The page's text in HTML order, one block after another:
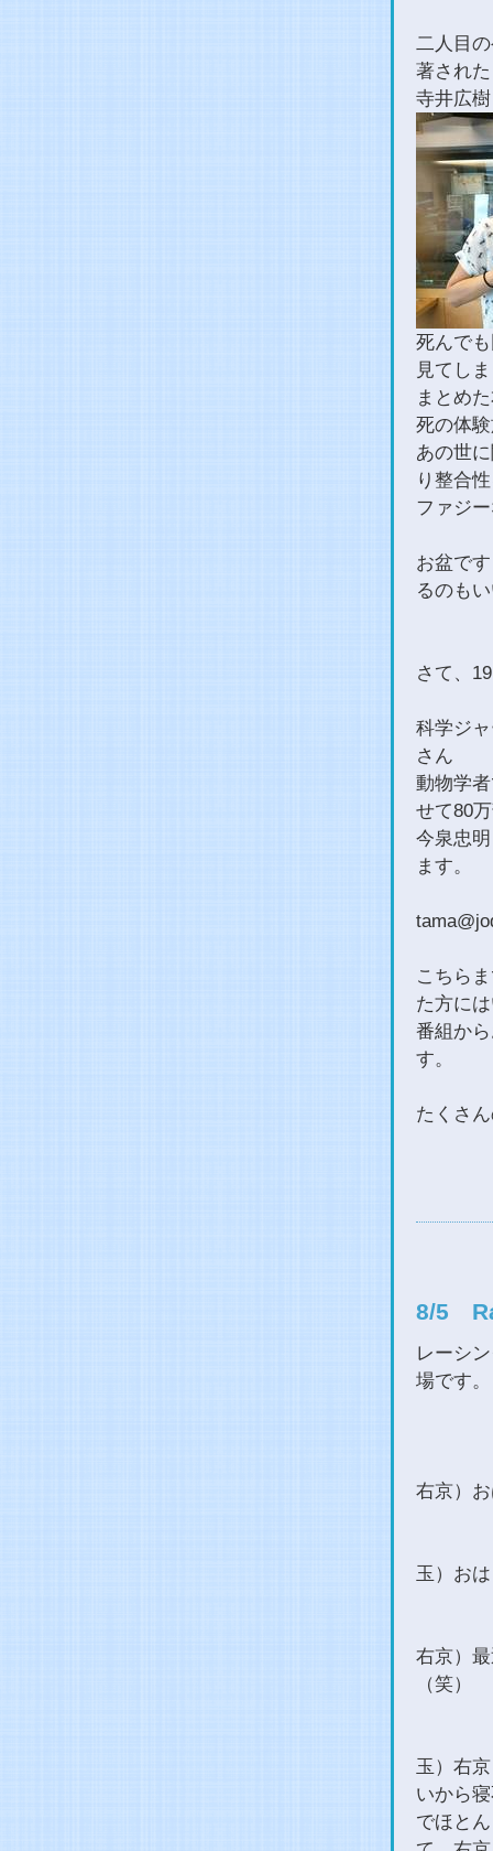
二人目
著された
寺井広
死んで
見てし
まとめ
死の体
あの世
り整合
ファジ
お盆で
るのも
さて、
科学ジ
さん
動物学
せて80
今泉忠
ます。
こちら
た方に
番組か
す。
たくさ
8/5
レーシ
場です。
右京）
玉）お
右京）
（笑）
玉）右
いから
でほと